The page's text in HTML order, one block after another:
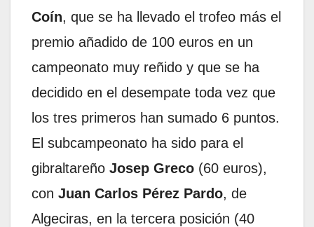
Coín, que se ha llevado el trofeo más el
premio añadido de 100 euros en un
campeonato muy reñido y que se ha
decidido en el desempate toda vez que
los tres primeros han sumado 6 puntos.
El subcampeonato ha sido para el
gibraltareño Josep Greco (60 euros),
con Juan Carlos Pérez Pardo, de
Algeciras, en la tercera posición (40